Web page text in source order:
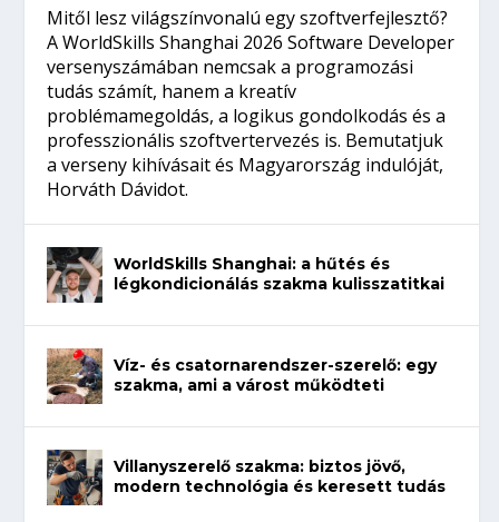
Mitől lesz világszínvonalú egy szoftverfejlesztő?
A WorldSkills Shanghai 2026 Software Developer
versenyszámában nemcsak a programozási
tudás számít, hanem a kreatív
problémamegoldás, a logikus gondolkodás és a
professzionális szoftvertervezés is. Bemutatjuk
a verseny kihívásait és Magyarország indulóját,
Horváth Dávidot.
WorldSkills Shanghai: a hűtés és
légkondicionálás szakma kulisszatitkai
Víz- és csatornarendszer-szerelő: egy
szakma, ami a várost működteti
Villanyszerelő szakma: biztos jövő,
modern technológia és keresett tudás